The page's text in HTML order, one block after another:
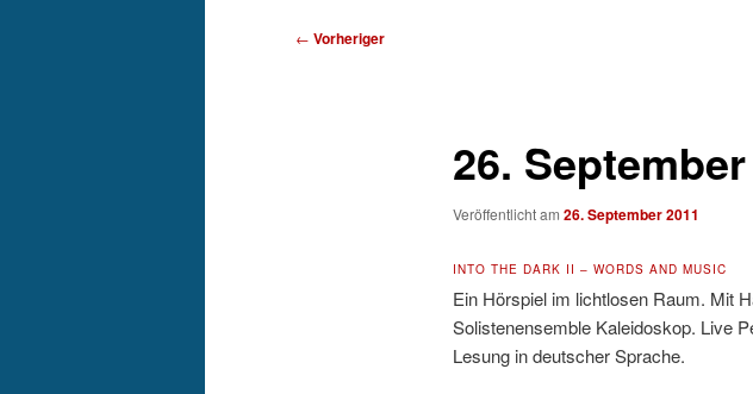
Beitragsnavigation
← Vorheriger
26. September
Veröffentlicht am 26. September 2011
INTO THE DARK II – WORDS AND MUSIC
Ein Hörspiel im lichtlosen Raum. Mit
Solistenensemble Kaleidoskop. Live
Lesung in deutscher Sprache.